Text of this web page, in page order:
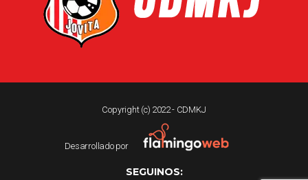
Copyright (c) 2022 - CDMKJ
Desarrollado por
SEGUINOS: